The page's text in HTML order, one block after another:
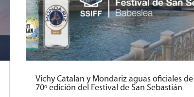
Vichy Catalan y Mondariz aguas oficiales
70º edición del Festival de San Sebastián